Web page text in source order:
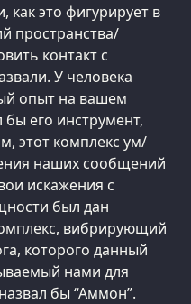
как это фигурирует в
пространства/
контакт с
У человека
опыт на вашем
бы его инструмент,
этот комплекс ум/
наших сообщений
искажения с
был дан
вибрирующий
которого данный
нами для
бы “Аммон”.